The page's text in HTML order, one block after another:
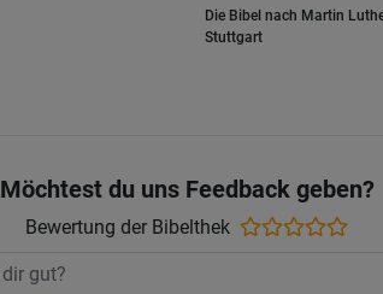
Die Bibel nach Martin
Stuttgart
Möchtest du uns Feedback geben?
Bewertung der Bibelthek